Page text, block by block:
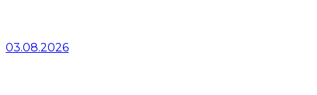
03.08.2026